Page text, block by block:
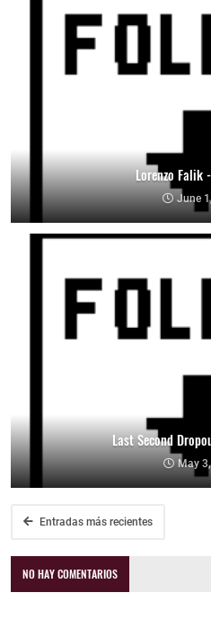
Lorenzo Falik
June
Last Second
May
Entradas más recientes
NO HAY COMENTARIOS